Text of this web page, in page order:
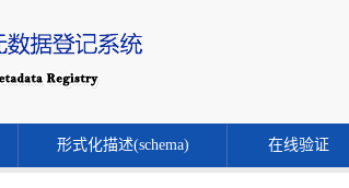
形式化描述(schema) 在线验证